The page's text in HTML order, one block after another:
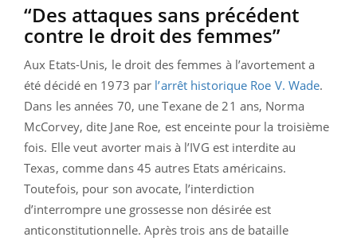
“Des attaques sans précédent
contre le droit des femmes”
Aux Etats-Unis, le droit des femmes à l’avortement a
été décidé en 1973 par l’arrêt historique Roe V. Wade.
Dans les années 70, une Texane de 21 ans, Norma
McCorvey, dite Jane Roe, est enceinte pour la troisième
fois. Elle veut avorter mais à l’IVG est interdite au
Texas, comme dans 45 autres Etats américains.
Toutefois, pour son avocate, l’interdiction
d’interrompre une grossesse non désirée est
anticonstitutionnelle. Après trois ans de bataille